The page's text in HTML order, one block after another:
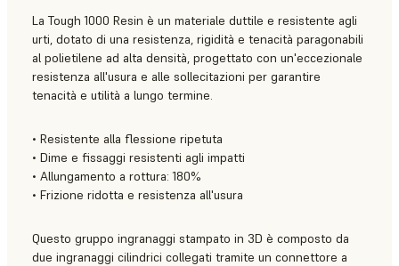
La Tough 1000 Resin è un materiale duttile e resistente agli
urti, dotato di una resistenza, rigidità e tenacità paragonabili
al polietilene ad alta densità, progettato con un'eccezionale
resistenza all'usura e alle sollecitazioni per garantire
tenacità e utilità a lungo termine.
• Resistente alla flessione ripetuta
• Dime e fissaggi resistenti agli impatti
• Allungamento a rottura: 180%
• Frizione ridotta e resistenza all'usura
Questo gruppo ingranaggi stampato in 3D è composto da
due ingranaggi cilindrici collegati tramite un connettore a